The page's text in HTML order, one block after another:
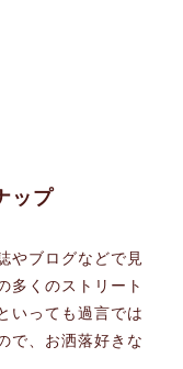
ップ
やブログなどで見
多くのストリート
いっても過言では
で、お洒落好きな